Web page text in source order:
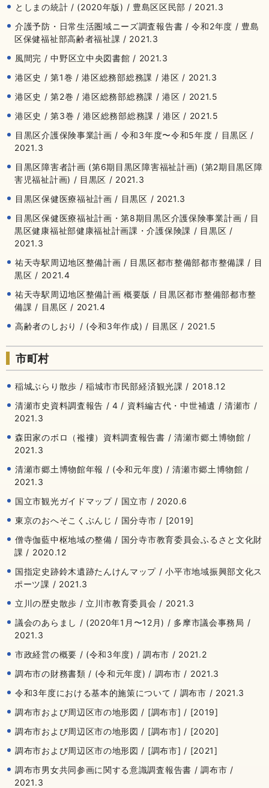
としまの統計 / (2020年版) / 豊島区区民部 / 2021.3
介護予防・日常生活圏域ニーズ調査報告書 / 令和2年度 / 豊島
区保健福祉部高齢者福祉課 / 2021.3
風間完 / 中野区立中央図書館 / 2021.3
港区史 / 第1巻 / 港区総務部総務課 / 港区 / 2021.3
港区史 / 第2巻 / 港区総務部総務課 / 港区 / 2021.5
港区史 / 第3巻 / 港区総務部総務課 / 港区 / 2021.5
目黒区介護保険事業計画 / 令和3年度〜令和5年度 / 目黒区 /
2021.3
目黒区障害者計画 (第6期目黒区障害福祉計画) (第2期目黒区障
害児福祉計画) / 目黒区 / 2021.3
目黒区保健医療福祉計画 / 目黒区 / 2021.3
目黒区保健医療福祉計画・第8期目黒区介護保険事業計画 / 目
黒区健康福祉部健康福祉計画課・介護保険課 / 目黒区 /
2021.3
祐天寺駅周辺地区整備計画 / 目黒区都市整備部都市整備課 / 目
黒区 / 2021.4
祐天寺駅周辺地区整備計画 概要版 / 目黒区都市整備部都市整
備課 / 目黒区 / 2021.4
高齢者のしおり / (令和3年作成) / 目黒区 / 2021.5
市町村
稲城ぶらり散歩 / 稲城市市民部経済観光課 / 2018.12
清瀬市史資料調査報告 / 4 / 資料編古代・中世補遺 / 清瀬市 /
2021.3
森田家のボロ（襤褸）資料調査報告書 / 清瀬市郷土博物館 /
2021.3
清瀬市郷土博物館年報 / (令和元年度) / 清瀬市郷土博物館 /
2021.3
国立市観光ガイドマップ / 国立市 / 2020.6
東京のおへそこくぶんじ / 国分寺市 / [2019]
僧寺伽藍中枢地域の整備 / 国分寺市教育委員会ふるさと文化財
課 / 2020.12
国指定史跡鈴木遺跡たんけんマップ / 小平市地域振興部文化ス
ポーツ課 / 2021.3
立川の歴史散歩 / 立川市教育委員会 / 2021.3
議会のあらまし / (2020年1月〜12月) / 多摩市議会事務局 /
2021.3
市政経営の概要 / (令和3年度) / 調布市 / 2021.2
調布市の財務書類 / (令和元年度) / 調布市 / 2021.3
令和3年度における基本的施策について / 調布市 / 2021.3
調布市および周辺区市の地形図 / [調布市] / [2019]
調布市および周辺区市の地形図 / [調布市] / [2020]
調布市および周辺区市の地形図 / [調布市] / [2021]
調布市男女共同参画に関する意識調査報告書 / 調布市 /
2021.3